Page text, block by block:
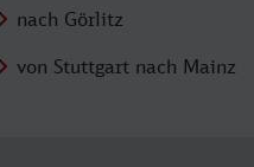
nach Görlitz
von Stuttgart nach Mainz